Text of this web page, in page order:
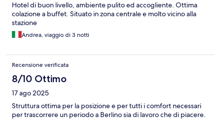
Hotel di buon livello, ambiente pulito ed accogliente. Ottima
colazione a buffet. Situato in zona centrale e molto vicino alla
stazione
Andrea, viaggio di 3 notti
Recensione verificata
8/10 Ottimo
17 ago 2025
Struttura ottima per la posizione e per tutti i comfort necessari
per trascorrere un periodo a Berlino sia di lavoro che di piacere.